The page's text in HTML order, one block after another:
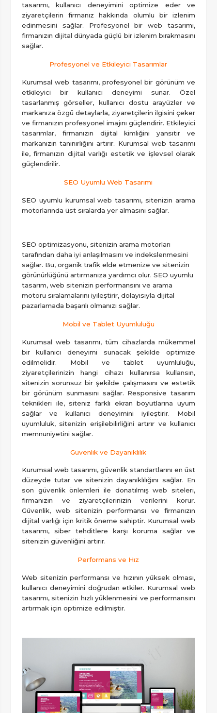
tasarımı, kullanıcı deneyimini optimize eder ve
ziyaretçilerin firmanız hakkında olumlu bir izlenim
edinmesini sağlar. Profesyonel bir web tasarımı,
firmanızın dijital dünyada güçlü bir izlenim bırakmasını
sağlar.
Profesyonel ve Etkileyici Tasarımlar
Kurumsal web tasarımı, profesyonel bir görünüm ve
etkileyici bir kullanıcı deneyimi sunar. Özel
tasarlanmış görseller, kullanıcı dostu arayüzler ve
markanıza özgü detaylarla, ziyaretçilerin ilgisini çeker
ve firmanızın profesyonel imajını güçlendirir. Etkileyici
tasarımlar, firmanızın dijital kimliğini yansıtır ve
markanızın tanınırlığını artırır. Kurumsal web tasarımı
ile, firmanızın dijital varlığı estetik ve işlevsel olarak
güçlendirilir.
SEO Uyumlu Web Tasarımı
SEO uyumlu kurumsal web tasarımı, sitenizin arama
motorlarında üst sıralarda yer almasını sağlar.
SEO optimizasyonu, sitenizin arama motorları
tarafından daha iyi anlaşılmasını ve indekslenmesini
sağlar. Bu, organik trafik elde etmenize ve sitenizin
görünürlüğünü artırmanıza yardımcı olur. SEO uyumlu
tasarım, web sitenizin performansını ve arama
motoru sıralamalarını iyileştirir, dolayısıyla dijital
pazarlamada başarılı olmanızı sağlar.
Mobil ve Tablet Uyumluluğu
Kurumsal web tasarımı, tüm cihazlarda mükemmel
bir kullanıcı deneyimi sunacak şekilde optimize
edilmelidir. Mobil ve tablet uyumluluğu,
ziyaretçilerinizin hangi cihazı kullanırsa kullansın,
sitenizin sorunsuz bir şekilde çalışmasını ve estetik
bir görünüm sunmasını sağlar. Responsive tasarım
teknikleri ile, siteniz farklı ekran boyutlarına uyum
sağlar ve kullanıcı deneyimini iyileştirir. Mobil
uyumluluk, sitenizin erişilebilirliğini artırır ve kullanıcı
memnuniyetini sağlar.
Güvenlik ve Dayanıklılık
Kurumsal web tasarımı, güvenlik standartlarını en üst
düzeyde tutar ve sitenizin dayanıklılığını sağlar. En
son güvenlik önlemleri ile donatılmış web siteleri,
firmanızın ve ziyaretçilerinizin verilerini korur.
Güvenlik, web sitenizin performansı ve firmanızın
dijital varlığı için kritik öneme sahiptir. Kurumsal web
tasarımı, siber tehditlere karşı koruma sağlar ve
sitenizin güvenliğini artırır.
Performans ve Hız
Web sitenizin performansı ve hızının yüksek olması,
kullanıcı deneyimini doğrudan etkiler. Kurumsal web
tasarımı, sitenizin hızlı yüklenmesini ve performansını
artırmak için optimize edilmiştir.